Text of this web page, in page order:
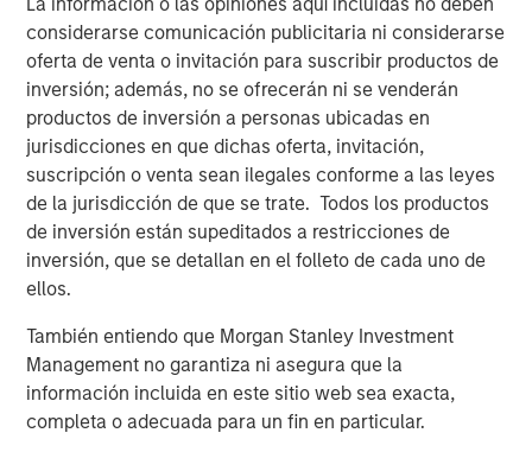
considerarse comunicación publicitaria ni considerarse
oferta de venta o invitación para suscribir productos de
inversión; además, no se ofrecerán ni se venderán
productos de inversión a personas ubicadas en
jurisdicciones en que dichas oferta, invitación,
suscripción o venta sean ilegales conforme a las leyes
de la jurisdicción de que se trate. Todos los productos
de inversión están supeditados a restricciones de
inversión, que se detallan en el folleto de cada uno de
ellos.
También entiendo que Morgan Stanley Investment
Management no garantiza ni asegura que la
información incluida en este sitio web sea exacta,
completa o adecuada para un fin en particular.
Europe, led by Germany, where fiscal stimulus
spending (as % of GDP) is now comparable to the
period following Reunification. The transition may
be lumpy and slow, but we expect infrastructure,
defense and financials to benefit. With inflation
under control, ECB policy is likely to remain
accommodative. Japan elected a pro-growth leader,
while tariff stability removes headwinds for China.
View Transcript
See below for important disclosures.
Portfolio Solutions Group
The Portfolio Solutions Group is a comprehensive multi-
asset business, with activity across all asset strategies
and types (traditional and alternative), through solutions